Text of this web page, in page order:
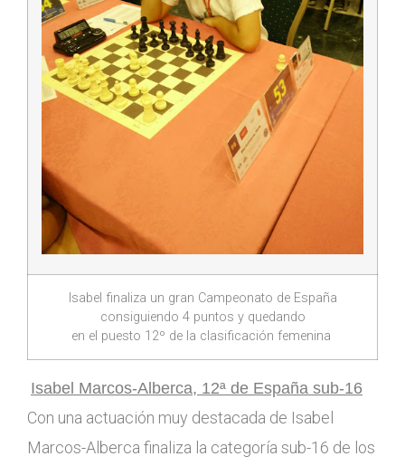
Isabel finaliza un gran Campeonato de España
consiguiendo 4 puntos y quedando
en el puesto 12º de la clasificación femenina
Isabel Marcos-Alberca, 12ª de España sub-16
Con una actuación muy destacada de Isabel
Marcos-Alberca finaliza la categoría sub-16 de los